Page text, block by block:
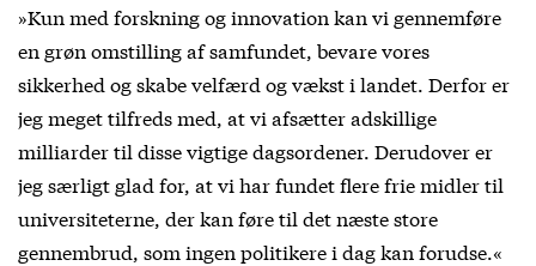
»Kun med forskning og innovation kan vi gennemføre
en grøn omstilling af samfundet, bevare vores
sikkerhed og skabe velfærd og vækst i landet. Derfor er
jeg meget tilfreds med, at vi afsætter adskillige
milliarder til disse vigtige dagsordener. Derudover er
jeg særligt glad for, at vi har fundet flere frie midler til
universiteterne, der kan føre til det næste store
gennembrud, som ingen politikere i dag kan forudse.«